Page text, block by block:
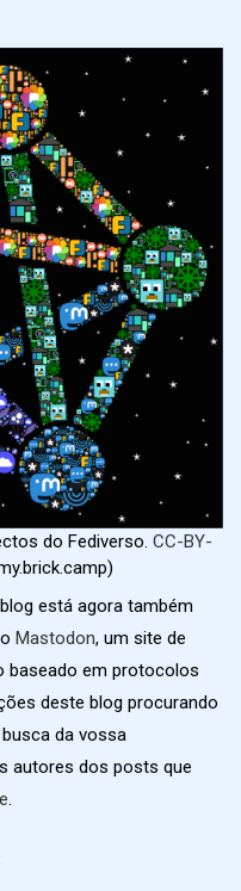
do Fediverso. CC-BY-
está agora também
Mastodon, um site de
baseado em protocolos
deste blog procurando
da vossa
autores dos posts que